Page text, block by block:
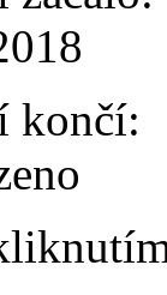
končí: